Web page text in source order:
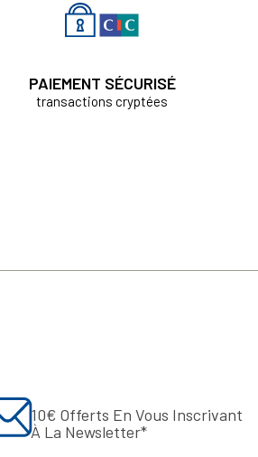
PAIEMENT SÉCURISÉ
transactions cryptées
10€ Offerts En Vous Inscrivant
À La Newsletter*